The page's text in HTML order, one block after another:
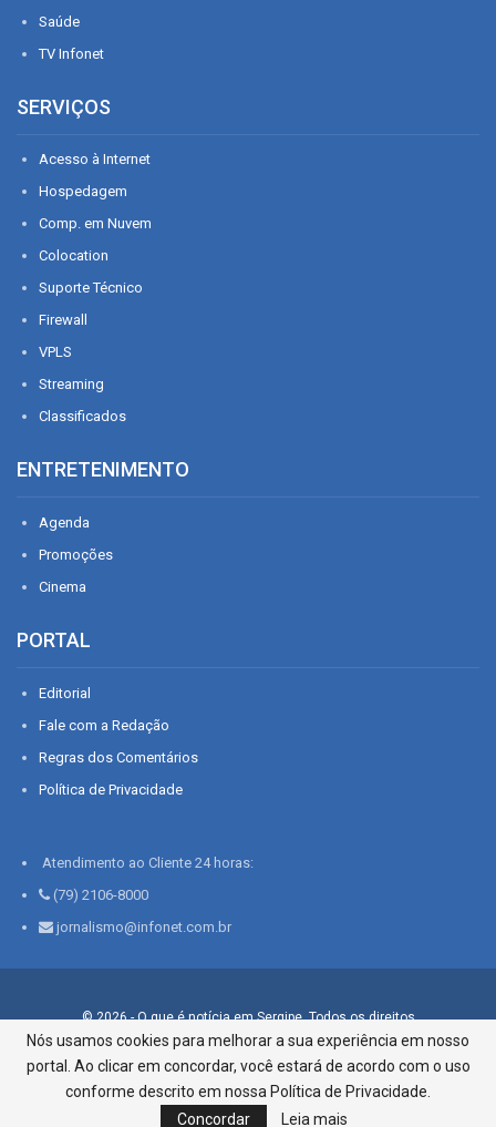
Saúde
TV Infonet
SERVIÇOS
Acesso à Internet
Hospedagem
Comp. em Nuvem
Colocation
Suporte Técnico
Firewall
VPLS
Streaming
Classificados
ENTRETENIMENTO
Agenda
Promoções
Cinema
PORTAL
Editorial
Fale com a Redação
Regras dos Comentários
Política de Privacidade
Atendimento ao Cliente 24 horas:
(79) 2106-8000
jornalismo@infonet.com.br
© 2026 - O que é notícia em Sergipe. Todos os direitos
reservados.
Infonet - Rua Monsenhor Silveira 276, Bairro São José |
Aracaju-SE, CEP 49015-030, Fone: 79.2106.8000 - CI Centro de
Informações LTDA
Nós usamos cookies para melhorar a sua experiência em nosso
portal. Ao clicar em concordar, você estará de acordo com o uso
conforme descrito em nossa Política de Privacidade.
Concordar
Leia mais